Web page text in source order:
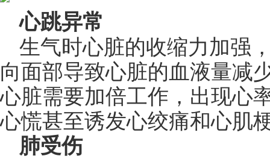
心跳异常
生气时心脏的收缩力加强
向面部导致心脏的血液量减
心脏需要加倍工作，出现心
心慌甚至诱发心绞痛和心肌
肺受伤